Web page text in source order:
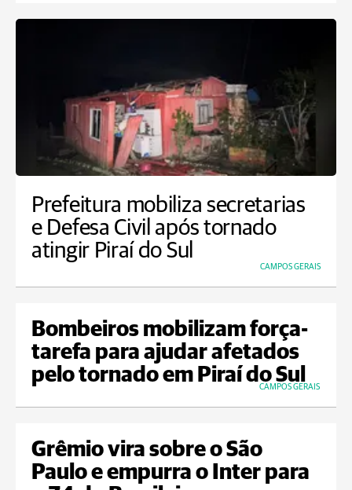
Prefeitura mobiliza secretarias
e Defesa Civil após tornado
atingir Piraí do Sul
CAMPOS GERAIS
Bombeiros mobilizam força-
tarefa para ajudar afetados
pelo tornado em Piraí do Sul
CAMPOS GERAIS
Grêmio vira sobre o São
Paulo e empurra o Inter para